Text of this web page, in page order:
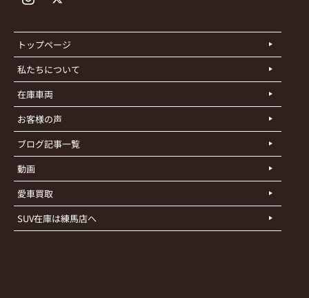
トップページ
私たちについて
在庫車両
お客様の声
ブログ記事一覧
動画
愛車買取
SUV在庫は練馬店へ